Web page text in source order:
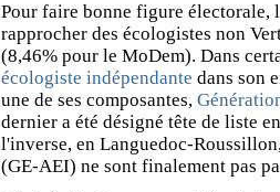
Pour faire bonne figure électorale,
rapprocher des écologistes non
(8,46% pour le MoDem). Dans
écologiste indépendante dans son
une de ses composantes,
dernier a été désigné tête de liste
l'inverse, en Languedoc-
(GE-AEI) ne sont finalement pas